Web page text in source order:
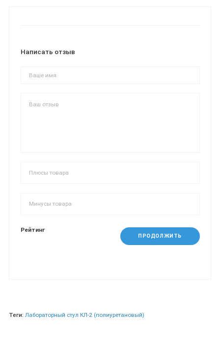
Написать отзыв
Рейтинг
ПРОДОЛЖИТЬ
Теги: Лабораторный стул КЛ-2 (полиуретановый)